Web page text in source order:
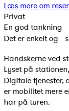
Læs mere om
Privat
En god tankning
Det er enkelt og
Handskerne ved
Lyset på
Digitale
er mobilitet mere
har på turen.